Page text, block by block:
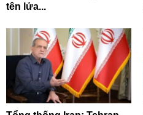
tên lửa...